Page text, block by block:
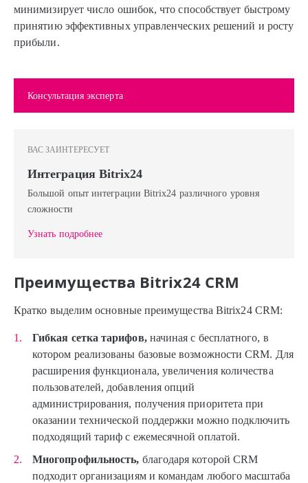
минимизирует число ошибок, что способствует быстрому
принятию эффективных управленческих решений и росту
прибыли.
Консультация эксперта
ВАС ЗАИНТЕРЕСУЕТ
Интеграция Bitrix24
Большой опыт интеграции Bitrix24 различного уровня
сложности
Узнать подробнее
Преимущества Bitrix24 CRM
Кратко выделим основные преимущества Bitrix24 CRM:
Гибкая сетка тарифов,начиная с бесплатного, в
котором реализованы базовые возможности CRM. Для
расширения функционала, увеличения количества
пользователей, добавления опций
администрирования, получения приоритета при
оказании технической поддержки можно подключить
подходящий тариф с ежемесячной оплатой.
Многопрофильность, благодаря которой CRM
подходит организациям и командам любого масштаба